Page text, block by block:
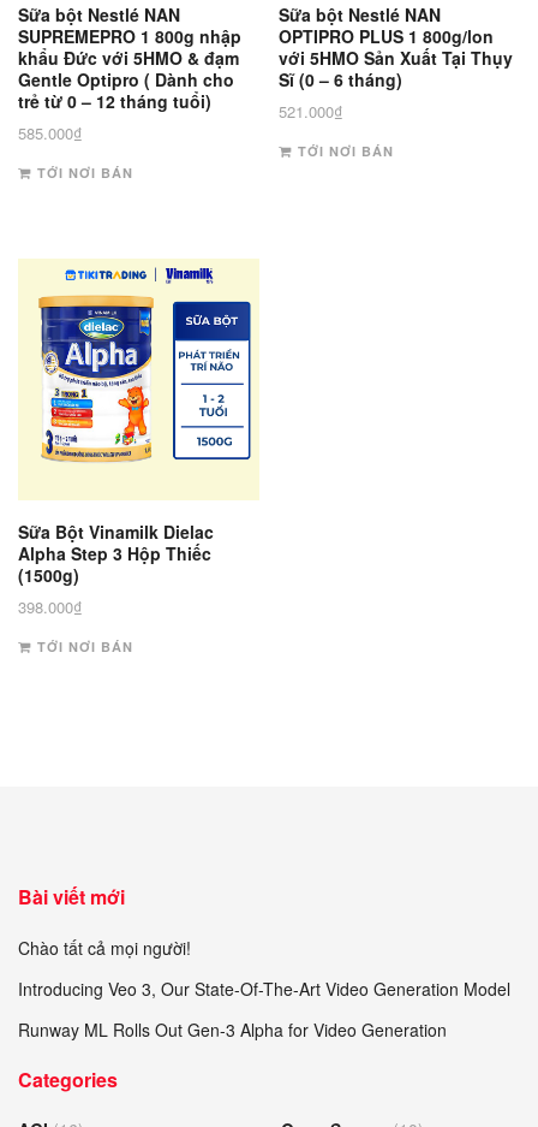
Sữa bột Nestlé NAN
SUPREMEPRO 1 800g nhập
khẩu Đức với 5HMO & đạm
Gentle Optipro ( Dành cho
trẻ từ 0 – 12 tháng tuổi)
585.000₫
TỚI NƠI BÁN
Sữa bột Nestlé NAN
OPTIPRO PLUS 1 800g/lon
với 5HMO Sản Xuất Tại Thụy
Sĩ (0 – 6 tháng)
521.000₫
TỚI NƠI BÁN
Sữa Bột Vinamilk Dielac
Alpha Step 3 Hộp Thiếc
(1500g)
398.000₫
TỚI NƠI BÁN
Bài viết mới
Chào tất cả mọi người!
Introducing Veo 3, Our State-Of-The-Art Video Generation Model
Runway ML Rolls Out Gen-3 Alpha for Video Generation
Categories